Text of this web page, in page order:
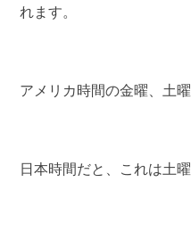
れます。
アメリカ時間の金曜、土曜
日本時間だと、これは土